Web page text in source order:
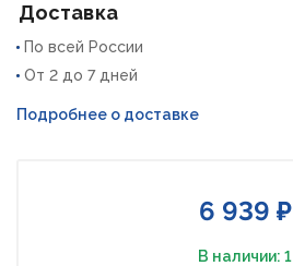
Доставка
По всей России
От 2 до 7 дней
Подробнее о доставке
6 939 ₽
В наличии: 1